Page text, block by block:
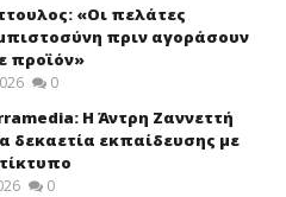
«Οι πελάτες
πριν αγοράσουν
προϊόν»
0
Η Άντρη Ζαννεττή
δεκαετία εκπαίδευσης με
0